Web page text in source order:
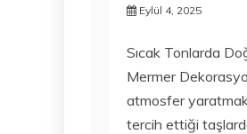
Eylül 4, 2025
Sıcak Tonlarda
Mermer
atmosfer
tercih ettiği